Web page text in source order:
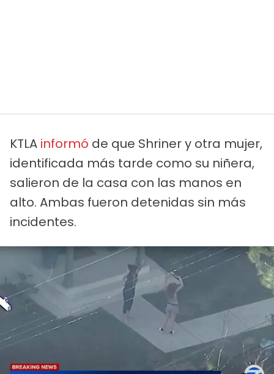
KTLA informó de que Shriner y otra mujer,
identificada más tarde como su niñera,
salieron de la casa con las manos en
alto. Ambas fueron detenidas sin más
incidentes.